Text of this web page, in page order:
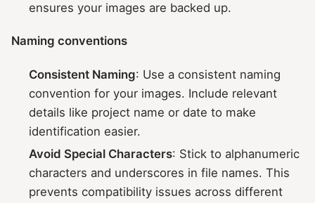
ensures your images are backed up.
Naming conventions
Consistent Naming: Use a consistent naming
convention for your images. Include relevant
details like project name or date to make
identification easier.
Avoid Special Characters: Stick to alphanumeric
characters and underscores in file names. This
prevents compatibility issues across different